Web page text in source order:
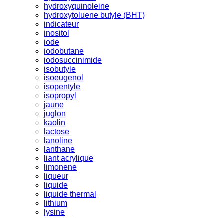
hydroxyquinoleine
hydroxytoluene butyle (BHT)
indicateur
inositol
iode
iodobutane
iodosuccinimide
isobutyle
isoeugenol
isopentyle
isopropyl
jaune
juglon
kaolin
lactose
lanoline
lanthane
liant acrylique
limonene
liqueur
liquide
liquide thermal
lithium
lysine